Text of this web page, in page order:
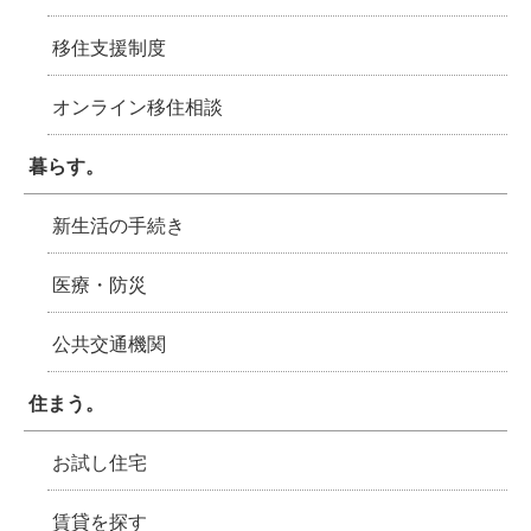
移住支援制度
オンライン移住相談
暮らす。
新生活の手続き
医療・防災
公共交通機関
住まう。
お試し住宅
賃貸を探す